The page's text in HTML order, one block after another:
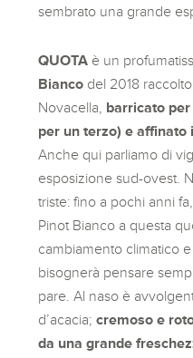
sembrato una grande
QUOTA è un
Bianco del 2018
Novacella, barricato
per un terzo) e
Anche qui parliamo di
esposizione sud-ovest.
triste: fino a pochi anni
Pinot Bianco a questa
cambiamento climatico
bisognerà pensare
pare. Al naso è
d’acacia;cremoso e
da una grande